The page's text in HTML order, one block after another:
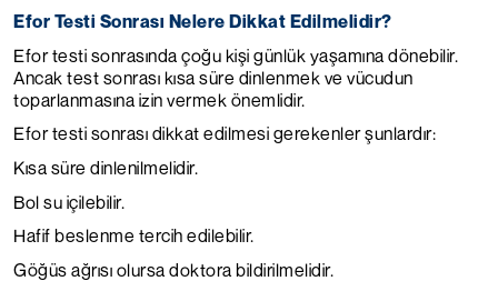
Efor Testi Sonrası Nelere Dikkat Edilmelidir?
Efor testi sonrasında çoğu kişi günlük yaşamına dönebilir.
Ancak test sonrası kısa süre dinlenmek ve vücudun
toparlanmasına izin vermek önemlidir.
Efor testi sonrası dikkat edilmesi gerekenler şunlardır:
Kısa süre dinlenilmelidir.
Bol su içilebilir.
Hafif beslenme tercih edilebilir.
Göğüs ağrısı olursa doktora bildirilmelidir.